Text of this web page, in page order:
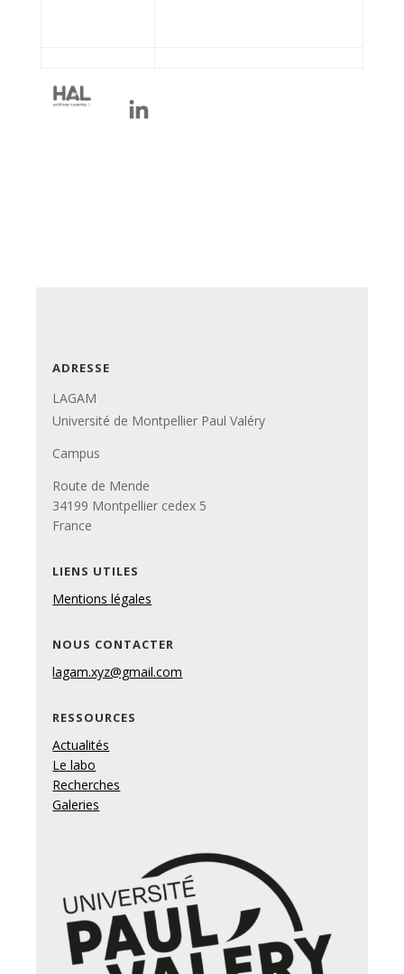
ADRESSE
LAGAM
Université de Montpellier Paul Valéry
Campus
Route de Mende
34199 Montpellier cedex 5
France
LIENS UTILES
Mentions légales
NOUS CONTACTER
lagam.xyz@gmail.com
RESSOURCES
Actualités
Le labo
Recherches
Galeries